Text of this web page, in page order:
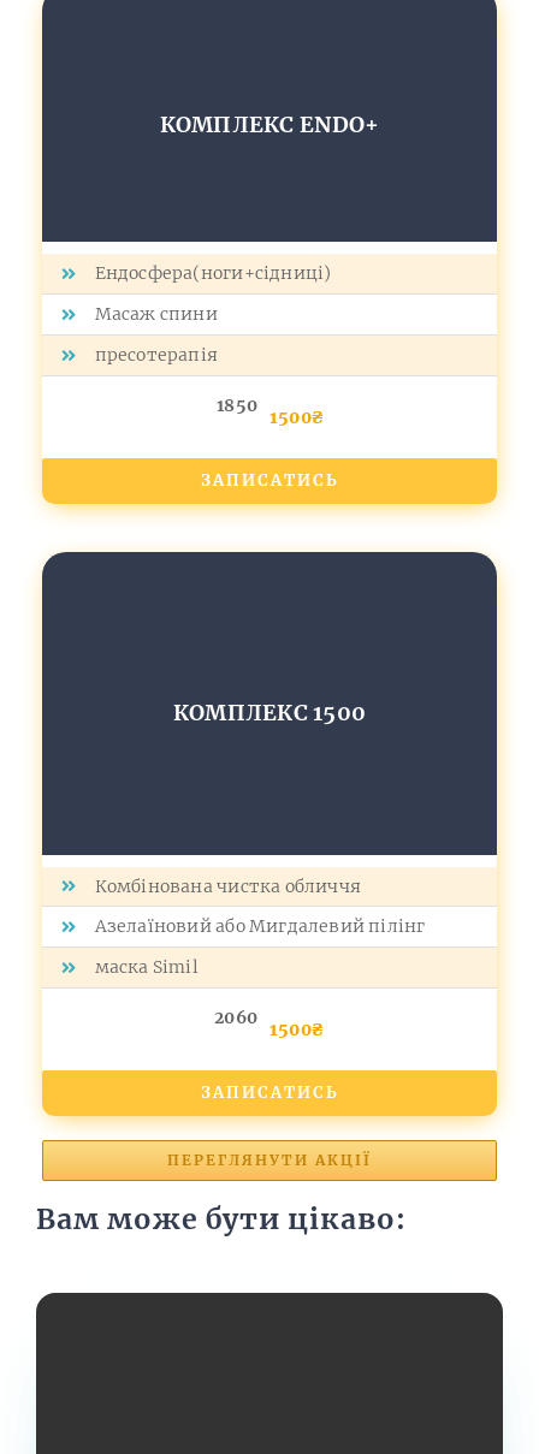
КОМПЛЕКС ЕNDO+
Ендосфера(ноги+сідниці)
Масаж спини
пресотерапія
1850
1500₴
ЗАПИСАТИСЬ
КОМПЛЕКС 1500
Комбінована чистка обличчя
Азелаїновий або Мигдалевий пілінг
маска Simil
2060
1500₴
ЗАПИСАТИСЬ
ПЕРЕГЛЯНУТИ АКЦІЇ
Вам може бути цікаво: